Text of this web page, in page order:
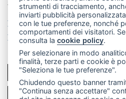
PRIVACY
Privacy
policy
Cookie
policy
Privacy policy
Cookie policy
Rivedi le tue scelte sui cookie
SCRIVICI
PER LA TUA
strumenti di tracciamento,
inviarti pubblicità
con le tue preferenze, nonché
comportamenti dei visitatori.
consulta lacookie policy.
Per selezionare in modo
finalità, terze parti e cookie è
"Seleziona le tue preferenze".
Chiudendo questo banner
"Continua senza accettare"